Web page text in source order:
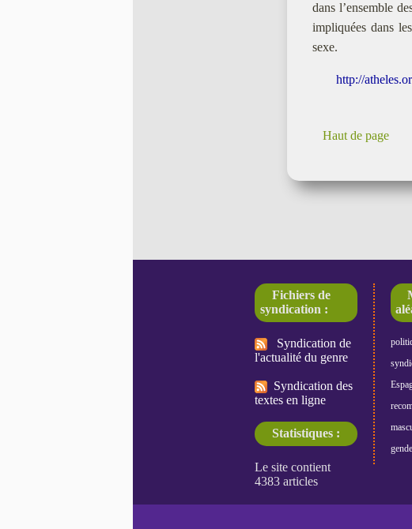
dans l’ensemble
impliquées dans
sexe.
http://
Haut de page
Fichiers de
syndication :
Syndication de
l'actualité du genre
Syndication des
textes en ligne
Statistiques :